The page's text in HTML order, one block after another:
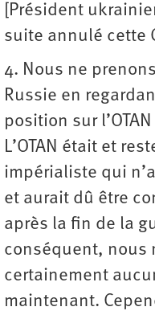
[Président
suite annulé cette
4. Nous ne
Russie en
position sur
L’OTAN était et
impérialiste qui
et aurait dû être
après la fin de la
conséquent, nous
certainement
maintenant.